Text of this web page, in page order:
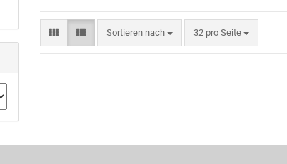
Sortieren nach
Sortieren nach 32 pro Seite
pro Seite